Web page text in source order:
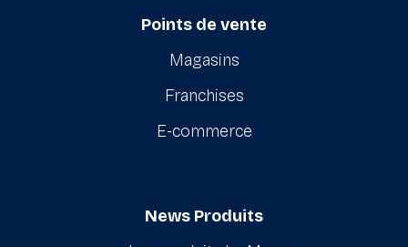
Points de vente
Magasins
Franchises
E-commerce
News Produits